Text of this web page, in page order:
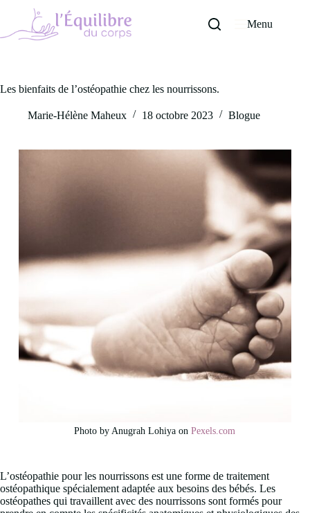
content
Menu
Les bienfaits de l’ostéopathie chez les nourrissons.
Marie-Hélène Maheux 18 octobre 2023 Blogue
Photo by Anugrah Lohiya onPexels.com
L’ostéopathie pour les nourrissons est une forme de traitement
ostéopathique spécialement adaptée aux besoins des bébés. Les
ostéopathes qui travaillent avec des nourrissons sont formés pour